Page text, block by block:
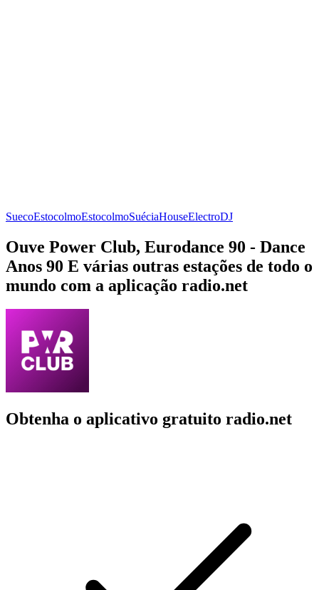
SuecoEstocolmoEstocolmoSuéciaHouseElectroDJ
Ouve Power Club, Eurodance 90 - Dance
Anos 90 E várias outras estações de todo o
mundo com a aplicação radio.net
Obtenha o aplicativo gratuito radio.net